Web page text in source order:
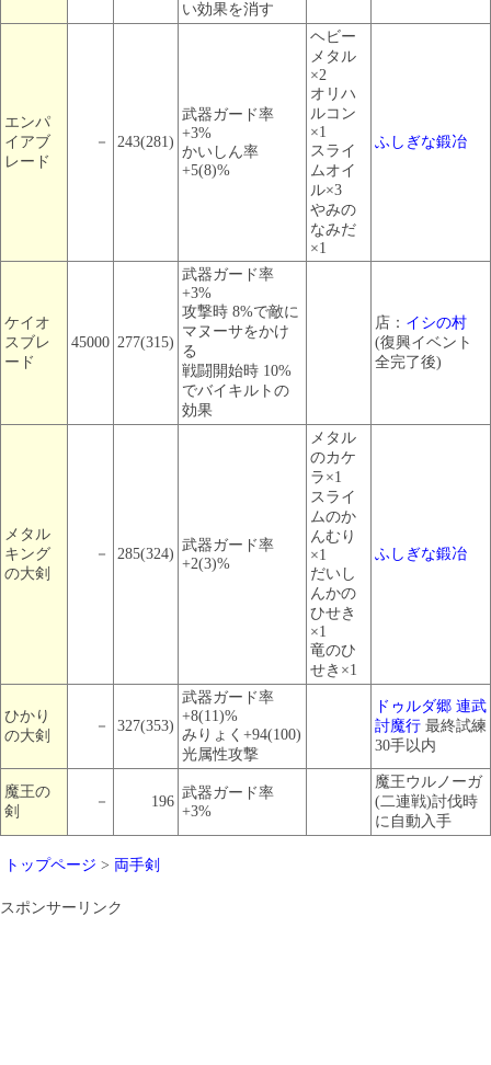
い効果を消す
エンパ
イアブ
レード
－ 243(281)
武器ガード率
+3%
かいしん率
+5(8)%
ヘビー
メタル
×2
オリハ
ルコン
×1
スライ
ムオイ
ル×3
やみの
なみだ
×1
ふしぎな鍛冶
ケイオ
スブレ
ード
45000 277(315)
武器ガード率
+3%
攻撃時 8%で敵に
マヌーサをかけ
る
戦闘開始時 10%
でバイキルトの
効果
店： イシの村
(復興イベント
全完了後)
メタル
キング
の大剣
－ 285(324)
武器ガード率
+2(3)%
メタル
のカケ
ラ×1
スライ
ムのか
んむり
×1
だいし
んかの
ひせき
×1
竜のひ
せき×1
ふしぎな鍛冶
ひかり
の大剣
－ 327(353)
武器ガード率
+8(11)%
みりょく+94(100)
光属性攻撃
ドゥルダ郷 連武
討魔行 最終試練
30手以内
魔王の
剣
－ 196
武器ガード率
+3%
魔王ウルノーガ
(二連戦)討伐時
に自動入手
トップページ > 両手剣
スポンサーリンク